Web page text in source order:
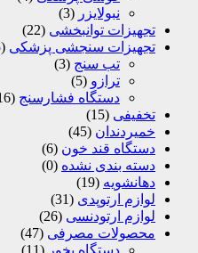
نبولایزر (3)
تجهیزات توانبخشی (22)
تجهیزات سنجشی پزشکی (25)
تب سنج (3)
ترازو (5)
دستگاه فشارسنج (16)
تخفیفی (15)
خمیردندان (45)
دستگاه قند خون (6)
دسته بندی نشده (0)
دهانشویه (19)
لوازم ارتوپدی (31)
لوازم ارتودنسی (26)
محصولات مصرفی (47)
دستگاه بخور (11)